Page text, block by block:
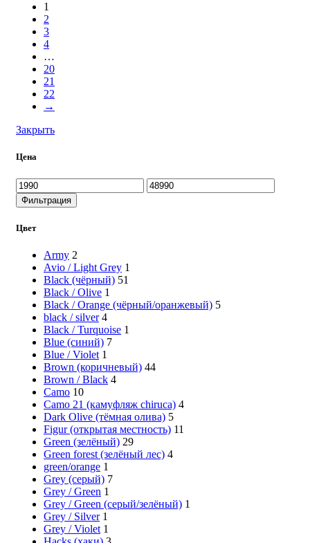
Закрыть
Цена
Минимальная
цена
Максимальная
цена
Фильтрация
Цвет
Army 2
Avio / Light Grey 1
Black (чёрный) 51
Black / Olive 1
Black / Orange (чёрный/оранжевый) 5
black / silver 4
Black / Turquoise 1
Blue (синий) 7
Blue / Violet 1
Brown (коричневый) 44
Brown / Black 4
Camo 10
Camo 21 (камуфляж chiruca) 4
Dark Olive (тёмная олива) 5
Figur (открытая местность) 11
Green (зелёный) 29
Green forest (зелёный лес) 4
green/orange 1
Grey (серый) 7
Grey / Green 1
Grey / Green (серый/зелёный) 1
Grey / Silver 1
Grey / Violet 1
1
2
3
4
…
20
21
22
→